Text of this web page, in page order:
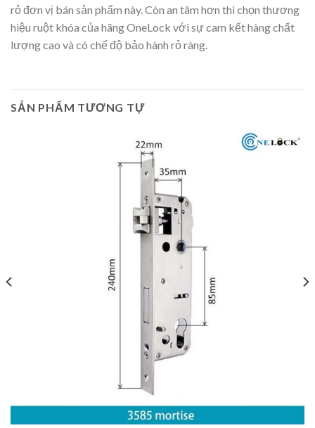
rỏ đơn vị bán sản phẩm này. Còn an tâm hơn thì chọn thương
hiệu ruột khóa của hãng OneLock với sự cam kết hàng chất
lượng cao và có chế độ bảo hành rỏ ràng.
SẢN PHẨM TƯƠNG TỰ